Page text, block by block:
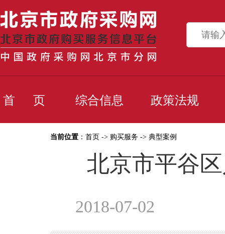
首 页 综合信息 政策法规
当前位置 ： 首页 -> 购买服务 -> 典型案例
北京市平谷
2018-07-02